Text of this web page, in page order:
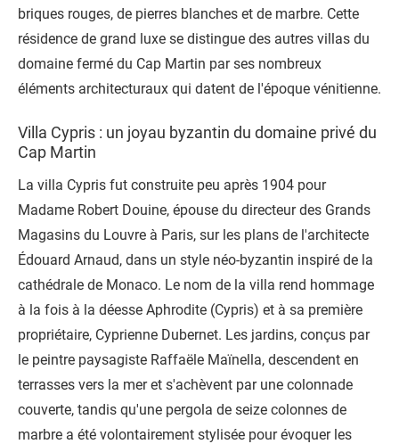
briques rouges, de pierres blanches et de marbre. Cette
résidence de grand luxe se distingue des autres villas du
domaine fermé du Cap Martin par ses nombreux
éléments architecturaux qui datent de l'époque vénitienne.
Villa Cypris : un joyau byzantin du domaine privé du
Cap Martin
La villa Cypris fut construite peu après 1904 pour
Madame Robert Douine, épouse du directeur des Grands
Magasins du Louvre à Paris, sur les plans de l'architecte
Édouard Arnaud, dans un style néo-byzantin inspiré de la
cathédrale de Monaco. Le nom de la villa rend hommage
à la fois à la déesse Aphrodite (Cypris) et à sa première
propriétaire, Cyprienne Dubernet. Les jardins, conçus par
le peintre paysagiste Raffaële Maïnella, descendent en
terrasses vers la mer et s'achèvent par une colonnade
couverte, tandis qu'une pergola de seize colonnes de
marbre a été volontairement stylisée pour évoquer les